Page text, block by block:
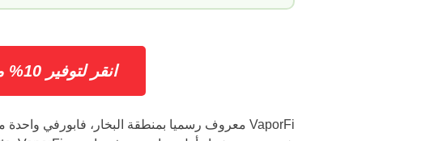
انقر لتوفير 10% مع VaporFi